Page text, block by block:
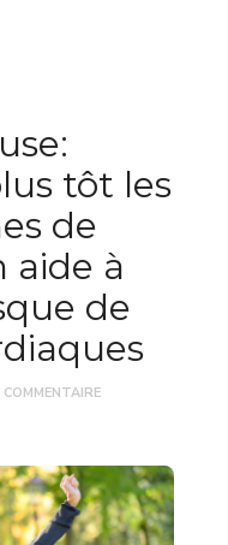
tôt les
de
aide à
de